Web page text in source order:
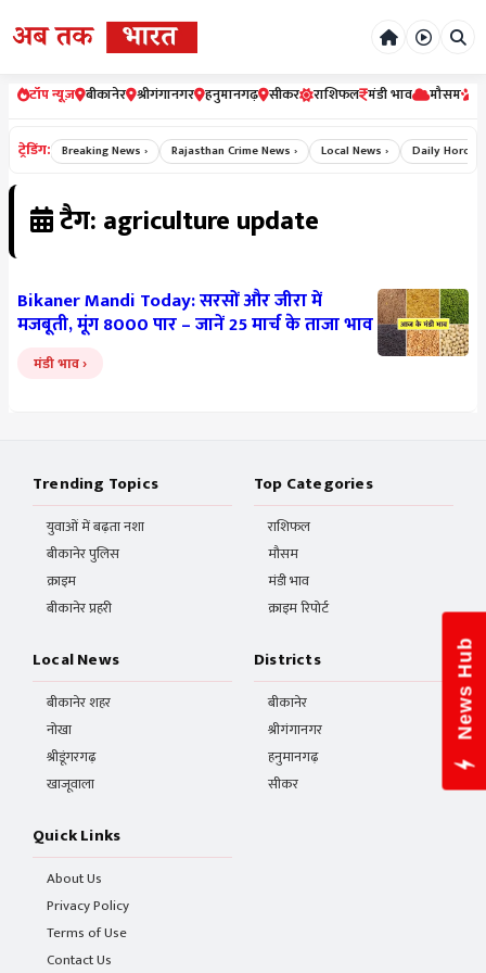
टॉप न्यूज़ बीकानेर श्रीगंगानगर हनुमानगढ़ सीकर राशिफल मंडी भाव मौसम
ट्रेडिंग:
› Breaking News › Rajasthan Crime News › Local News › Daily
टैग: agriculture update
Bikaner Mandi Today: सरसों और जीरा में
मजबूती, मूंग 8000 पार – जानें 25 मार्च के ताजा भाव
मंडी भाव
Trending Topics
युवाओं में बढ़ता नशा
बीकानेर पुलिस
क्राइम
बीकानेर प्रहरी
Top Categories
राशिफल
मौसम
मंडी भाव
क्राइम रिपोर्ट
Local News
बीकानेर शहर
नोखा
श्रीडूंगरगढ़
खाजूवाला
Districts
बीकानेर
श्रीगंगानगर
हनुमानगढ़
सीकर
Quick Links
About Us
Privacy Policy
Terms of Use
Contact Us
News Hub